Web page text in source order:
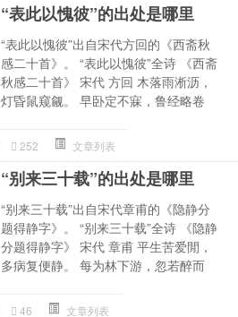
“表此以愧彼”的出处是哪里
“表此以愧彼”出自宋代方回的《西斋秋
感二十首》。 “表此以愧彼”全诗 《西斋
秋感二十首》 宋代 方回 木落雨淅沥，
灯昏鼠窥觎。 早卧定不寐，鲁经略卷
252 文章列表
“别来三十载”的出处是哪里
“别来三十载”出自宋代章甫的《隐静分
题得静字》。 “别来三十载”全诗 《隐静
分题得静字》 宋代 章甫 平生苦爱閒，
多病复便静。 每为林下游，忽若醉而
46 文章列表